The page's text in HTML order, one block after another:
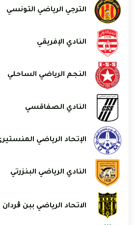
الترجي الرياضي التونسي
النادي الإفريقي
النجم الرياضي الساحلي
النادي الصفاقسي
الإتحاد الرياضي
النادي الرياضي البنزرتي
الاتحاد الرياضي ببن ڨردان